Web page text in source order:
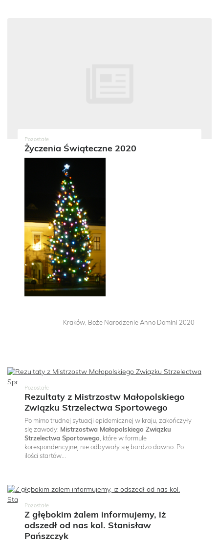
Pozostałe
Życzenia Świąteczne 2020
Kraków, Boże Narodzenie Anno Domini 2020
Pozostałe
Rezultaty z Mistrzostw Małopolskiego
Związku Strzelectwa Sportowego
Po mimo trudnej sytuacji epidemicznej w kraju, zakończyły
się zawody: Mistrzostwa Małopolskiego Związku
Strzelectwa Sportowego, które w formule
korespondencyjnej nie odbywały się bardzo dawno. Po
ilości startów...
Pozostałe
Z głębokim żalem informujemy, iż
odszedł od nas kol. Stanisław
Pańszczyk